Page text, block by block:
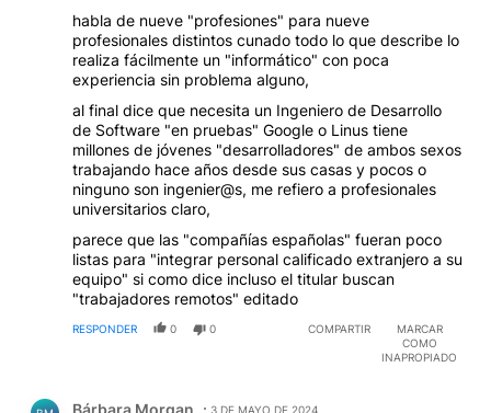
habla de nueve "profesiones" para nueve
profesionales distintos cunado todo lo que describe lo
realiza fácilmente un "informático" con poca
experiencia sin problema alguno,
al final dice que necesita un Ingeniero de Desarrollo
de Software "en pruebas" Google o Linus tiene
millones de jóvenes "desarrolladores" de ambos sexos
trabajando hace años desde sus casas y pocos o
ninguno son ingenier@s, me refiero a profesionales
universitarios claro,
parece que las "compañías españolas" fueran poco
listas para "integrar personal calificado extranjero a su
equipo" si como dice incluso el titular buscan
"trabajadores remotos" editado
RESPONDER 0 0 COMPARTIR
MARCAR
COMO
INAPROPIADO
Bárbara Morgan 3 DE MAYO DE 2024